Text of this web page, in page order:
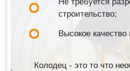
Не требуется
строительство;
Высокое
Колодец - это то что